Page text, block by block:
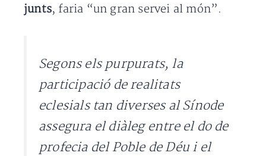
junts, faria “un gran servei al món”.
Segons els purpurats, la
participació de realitats
eclesials tan diverses al Sínode
assegura el diàleg entre el do de
profecia del Poble de Déu i el